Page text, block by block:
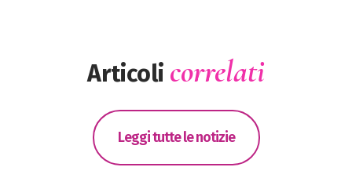
Articoli correlati
Leggi tutte le notizie